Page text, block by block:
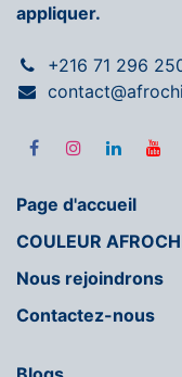
appliquer.
+216 71 296
Page d'accueil
COULEUR
Nous rejoindrons
Contactez-nous